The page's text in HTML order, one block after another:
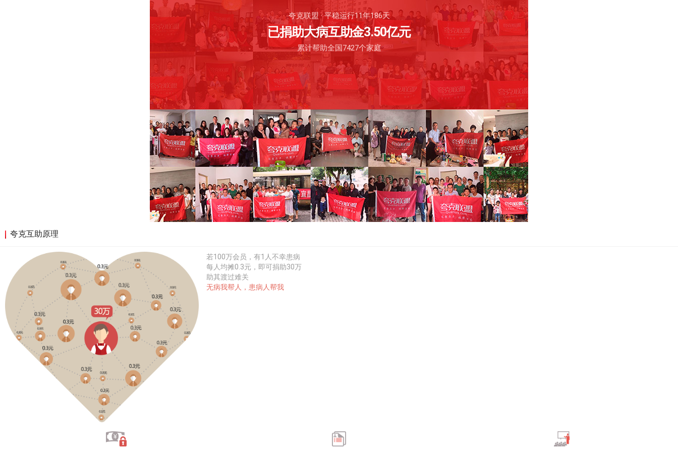
夸克联盟 · 平稳运行11年186天
已捐助大病互助金3.50亿元
累计帮助全国7427个家庭
夸克互助原理
若100万会员，有1人不幸患病
每人均摊0.3元，即可捐助30万
助其渡过难关
无病我帮人，患病人帮我